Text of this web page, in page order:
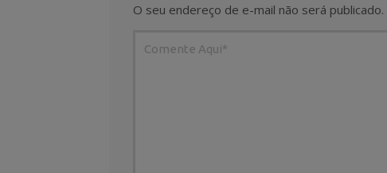
O seu endereço de e-mail não será publicado.